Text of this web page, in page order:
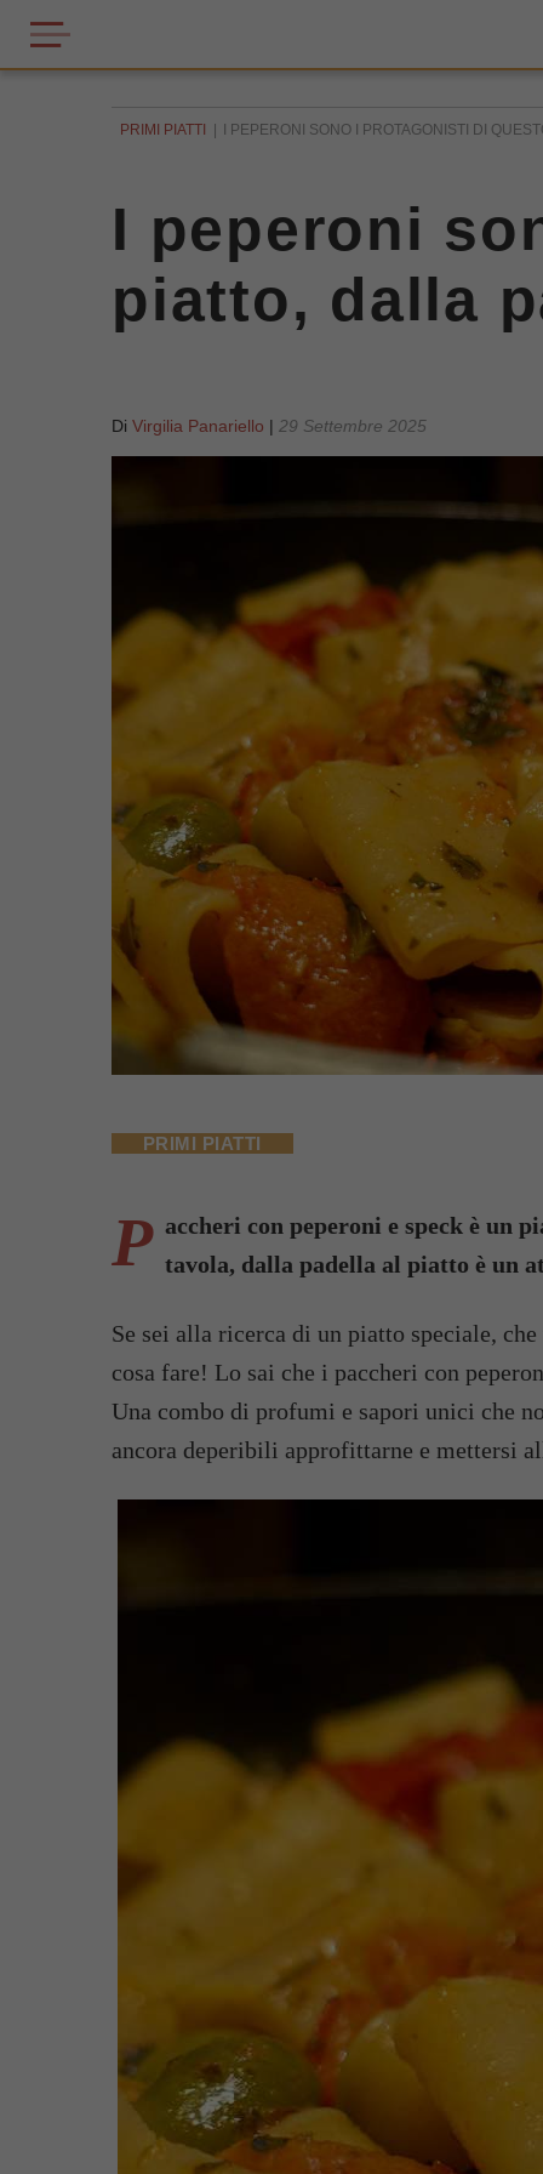
PRIMI PIATTI I PEPERONI SONO I PROTAGONISTI DI
I peperoni
piatto, dalla
Di Virgilia Panariello | 29 Settembre 2025
PRIMI PIATTI
P accheri con peperoni e speck è un
tavola, dalla padella al piatto è un
Se sei alla ricerca di un piatto speciale,
cosa fare! Lo sai che i paccheri con
Una combo di profumi e sapori unici che
ancora deperibili approfittarne e mettersi